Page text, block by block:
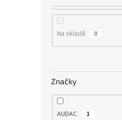
Na skladě 0
Značky
AUDAC 1